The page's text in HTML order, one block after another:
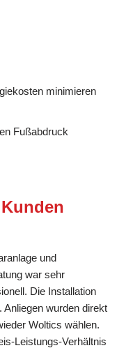
minimieren
Fußabdruck
und
war sehr
Die Installation
wurden direkt
Woltics wählen.
Leistungs-Verhältnis